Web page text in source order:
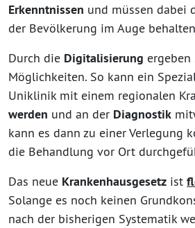
Erkenntnissen und müssen dabei
der Bevölkerung im Auge
Durch die Digitalisierung
Möglichkeiten. So kann ein
Uniklinik mit einem regionalen
werden und an der Diagnostik
kann es dann zu einer Verlegung
die Behandlung vor Ort
Das neue Krankenhausgesetz ist
Solange es noch keinen
nach der bisherigen Systematik